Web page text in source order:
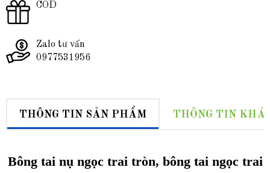
COD
Zalo tư vấn
0977531956
THÔNG TIN SẢN PHẨM THÔNG TIN
Bông tai nụ ngọc trai tròn, bông tai ngọc trai